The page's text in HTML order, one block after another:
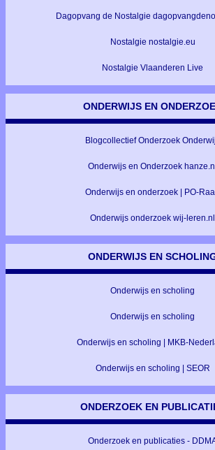
Dagopvang de Nostalgie
Nostalgie nostalgie.eu
Nostalgie Vlaanderen Live
ONDERWIJS EN
Blogcollectief Onderzoek
Onderwijs en Onderzoek hanze.nl
Onderwijs en onderzoek | PO-
Onderwijs onderzoek wij-leren.nl
ONDERWIJS EN
Onderwijs en scholing
Onderwijs en scholing
Onderwijs en scholing | MKB-
Onderwijs en scholing | SEOR
ONDERZOEK EN
Onderzoek en publicaties -